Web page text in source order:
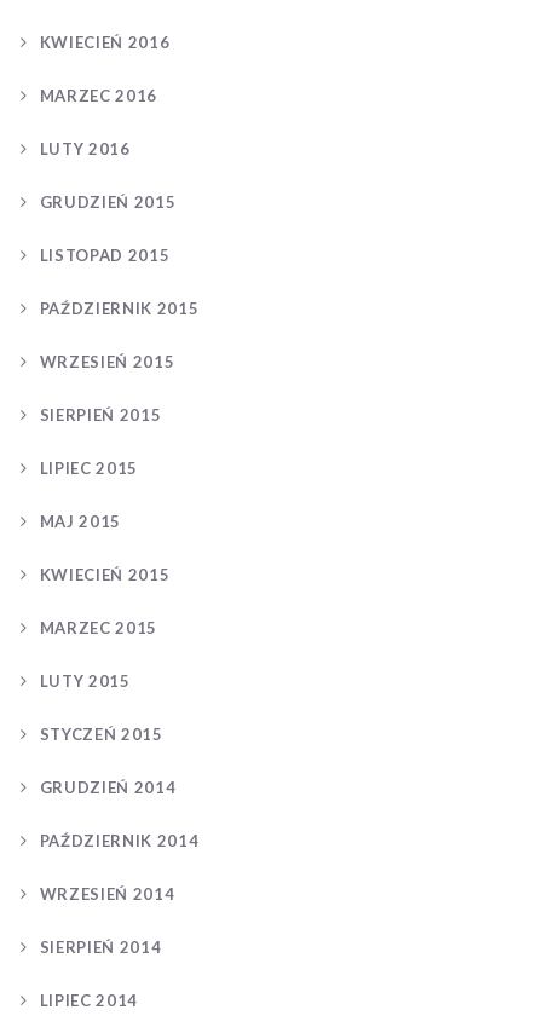
KWIECIEŃ 2016
MARZEC 2016
LUTY 2016
GRUDZIEŃ 2015
LISTOPAD 2015
PAŹDZIERNIK 2015
WRZESIEŃ 2015
SIERPIEŃ 2015
LIPIEC 2015
MAJ 2015
KWIECIEŃ 2015
MARZEC 2015
LUTY 2015
STYCZEŃ 2015
GRUDZIEŃ 2014
PAŹDZIERNIK 2014
WRZESIEŃ 2014
SIERPIEŃ 2014
LIPIEC 2014